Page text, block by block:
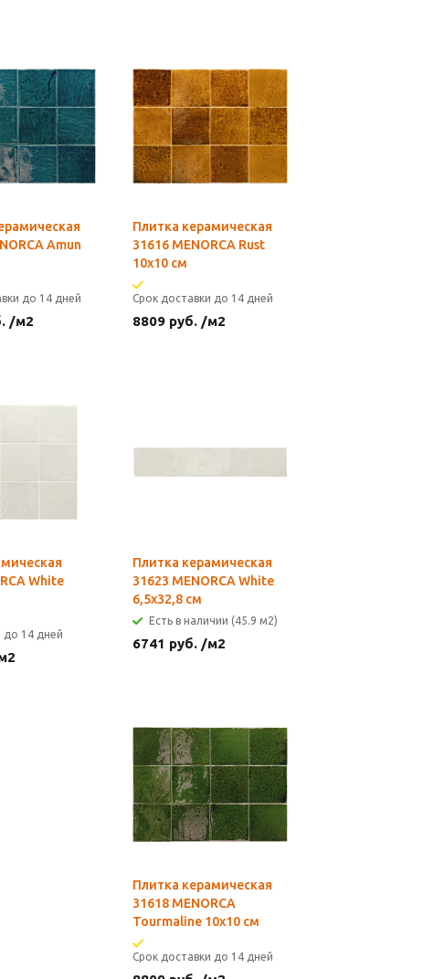
Amun
до 14 дней
/м2
Плитка керамическая
31616 MENORCA Rust
10х10 см
Срок доставки до 14 дней
8809 руб. /м2
White
до 14 дней
Плитка керамическая
31623 MENORCA White
6,5х32,8 см
Есть в наличии (45.9 м2)
6741 руб. /м2
Плитка керамическая
31618 MENORCA
Tourmaline 10х10 см
Срок доставки до 14 дней